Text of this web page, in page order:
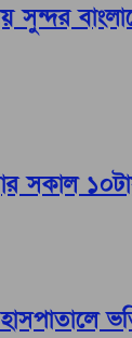
সুন্দর
সকাল